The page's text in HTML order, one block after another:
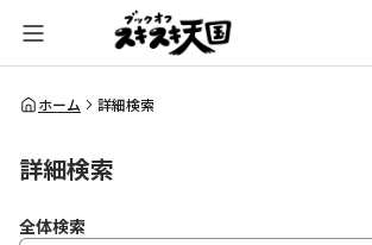
全体検索
ホーム 詳細検索
詳細検索
全体検索